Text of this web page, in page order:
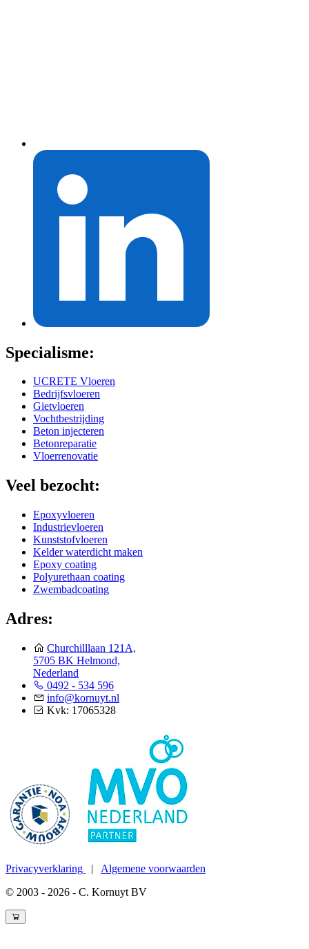
Specialisme:
UCRETE Vloeren
Bedrijfsvloeren
Gietvloeren
Vochtbestrijding
Beton injecteren
Betonreparatie
Vloerrenovatie
Veel bezocht:
Epoxyvloeren
Industrievloeren
Kunststofvloeren
Kelder waterdicht maken
Epoxy coating
Polyurethaan coating
Zwembadcoating
Adres:
Churchilllaan 121A,
5705 BK Helmond,
Nederland
0492 - 534 596
info@kornuyt.nl
Kvk: 17065328
Privacyverklaring | Algemene voorwaarden
© 2003 - 2026 - C. Kornuyt BV